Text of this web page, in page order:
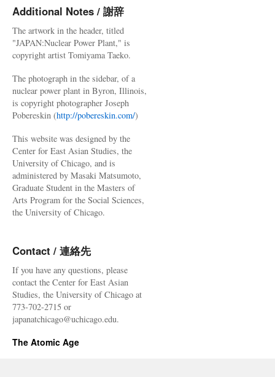
Additional Notes / 謝辞
The artwork in the header, titled
"JAPAN:Nuclear Power Plant," is
copyright artist Tomiyama Taeko.
The photograph in the sidebar, of a
nuclear power plant in Byron, Illinois,
is copyright photographer Joseph
Pobereskin (http://pobereskin.com/)
This website was designed by the
Center for East Asian Studies, the
University of Chicago, and is
administered by Masaki Matsumoto,
Graduate Student in the Masters of
Arts Program for the Social Sciences,
the University of Chicago.
Contact / 連絡先
If you have any questions, please
contact the Center for East Asian
Studies, the University of Chicago at
773-702-2715 or
japanatchicago@uchicago.edu.
The Atomic Age